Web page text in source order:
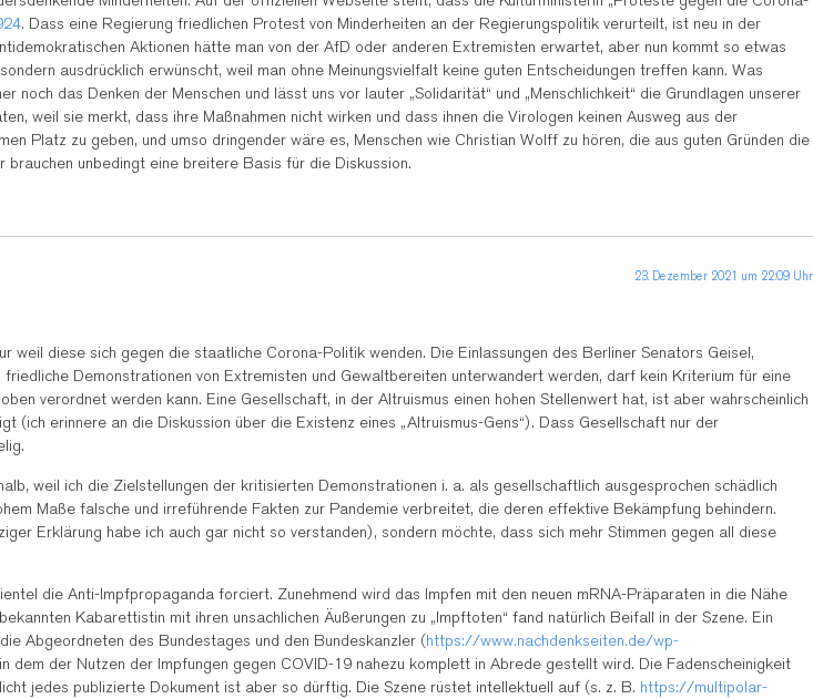
. Dass eine Regierung friedlichen Protest von Minderheiten an der Regierungspolitik verurteilt, ist neu in der
Aktionen hätte man von der AfD oder anderen Extremisten erwartet, aber nun kommt so etwas
ausdrücklich erwünscht, weil man ohne Meinungsvielfalt keine guten Entscheidungen treffen kann. Was
das Denken der Menschen und lässt uns vor lauter „Solidarität“ und „Menschlichkeit“ die Grundlagen unserer
weil sie merkt, dass ihre Maßnahmen nicht wirken und dass ihnen die Virologen keinen Ausweg aus der
Platz zu geben, und umso dringender wäre es, Menschen wie Christian Wolff zu hören, die aus guten Gründen die
unbedingt eine breitere Basis für die Diskussion.
23. Dezember 2021 um 22:09 Uhr
weil diese sich gegen die staatliche Corona-Politik wenden. Die Einlassungen des Berliner Senators Geisel,
Demonstrationen von Extremisten und Gewaltbereiten unterwandert werden, darf kein Kriterium für eine
verordnet werden kann. Eine Gesellschaft, in der Altruismus einen hohen Stellenwert hat, ist aber wahrscheinlich
erinnere an die Diskussion über die Existenz eines „Altruismus-Gens“). Dass Gesellschaft nur der
weil ich die Zielstellungen der kritisierten Demonstrationen i. a. als gesellschaftlich ausgesprochen schädlich
Maße falsche und irreführende Fakten zur Pandemie verbreitet, die deren effektive Bekämpfung behindern.
Erklärung habe ich auch gar nicht so verstanden), sondern möchte, dass sich mehr Stimmen gegen all diese
die Anti-Impfpropaganda forciert. Zunehmend wird das Impfen mit den neuen mRNA-Präparaten in die Nähe
Kabarettistin mit ihren unsachlichen Äußerungen zu „Impftoten“ fand natürlich Beifall in der Szene. Ein
Abgeordneten des Bundestages und den Bundeskanzler (https://www.nachdenkseiten.de/wp-
dem der Nutzen der Impfungen gegen COVID-19 nahezu komplett in Abrede gestellt wird. Die Fadenscheinigkeit
jedes publizierte Dokument ist aber so dürftig. Die Szene rüstet intellektuell auf (s. z. B. https://multipolar-